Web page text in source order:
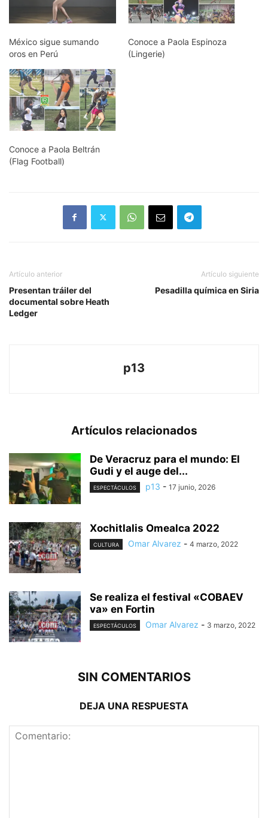
México sigue sumando
oros en Perú
Conoce a Paola Espinoza
(Lingerie)
Conoce a Paola Beltrán
(Flag Football)
Artículo anterior
Presentan tráiler del
documental sobre Heath
Ledger
Artículo siguiente
Pesadilla química en Siria
p13
Artículos relacionados
De Veracruz para el mundo: El
Gudi y el auge del...
ESPECTÁCULOS p13 - 17 junio, 2026
Xochitlalis Omealca 2022
CULTURA Omar Alvarez - 4 marzo, 2022
Se realiza el festival «COBAEV
va» en Fortin
ESPECTÁCULOS Omar Alvarez - 3 marzo, 2022
SIN COMENTARIOS
DEJA UNA RESPUESTA